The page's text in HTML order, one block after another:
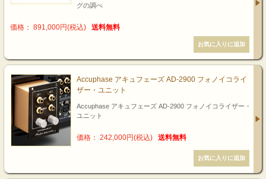
グの調べ
価格： 891,000円(税込) 送料無料
Accuphase アキュフェーズ AD-2900 フォノイコライ
ザー・ユニット
Accuphase アキュフェーズ AD-2900 フォノイコライザー・
ユニット
価格： 242,000円(税込) 送料無料